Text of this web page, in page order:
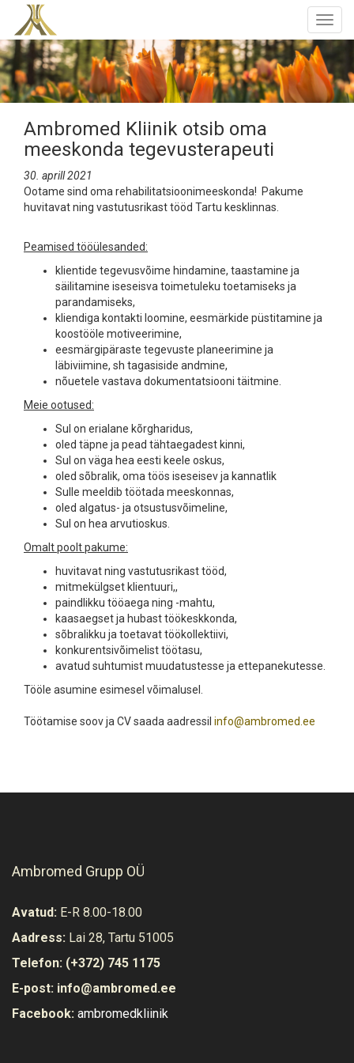
Ambromed Kliinik otsib oma
meeskonda tegevusterapeuti
30. aprill 2021
Ootame sind oma rehabilitatsioonimeeskonda! Pakume
huvitavat ning vastutusrikast tööd Tartu kesklinnas.
Peamised tööülesanded:
klientide tegevusvõime hindamine, taastamine ja
säilitamine iseseisva toimetuleku toetamiseks ja
parandamiseks,
kliendiga kontakti loomine, eesmärkide püstitamine ja
koostööle motiveerimine,
eesmärgipäraste tegevuste planeerimine ja
läbiviimine, sh tagasiside andmine,
nõuetele vastava dokumentatsiooni täitmine.
Meie ootused:
Sul on erialane kõrgharidus,
oled täpne ja pead tähtaegadest kinni,
Sul on väga hea eesti keele oskus,
oled sõbralik, oma töös iseseisev ja kannatlik
Sulle meeldib töötada meeskonnas,
oled algatus- ja otsustusvõimeline,
Sul on hea arvutioskus.
Omalt poolt pakume:
huvitavat ning vastutusrikast tööd,
mitmekülgset klientuuri,,
paindlikku tööaega ning -mahtu,
kaasaegset ja hubast töökeskkonda,
sõbralikku ja toetavat töökollektiivi,
konkurentsivõimelist töötasu,
avatud suhtumist muudatustesse ja ettepanekutesse.
Tööle asumine esimesel võimalusel.
Töötamise soov ja CV saada aadressil info@ambromed.ee
Ambromed Grupp OÜ
Avatud: E-R 8.00-18.00
Aadress: Lai 28, Tartu 51005
Telefon: (+372) 745 1175
E-post: info@ambromed.ee
Facebook: ambromedkliinik